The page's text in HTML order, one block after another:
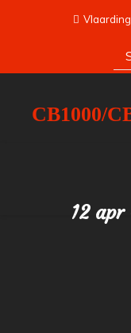
for:
CB1000/
12 apr